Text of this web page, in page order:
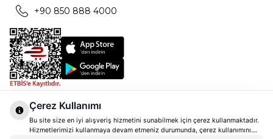
+90 850 888 4000
Çerez Kullanımı
Bu site size en iyi alışveriş hizmetini sunabilmek için çerez kullanmaktadır.
Hizmetlerimizi kullanmaya devam etmeniz durumunda, çerez kullanımını